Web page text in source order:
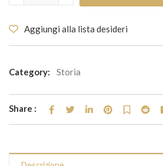
Aggiungi alla lista desideri
Category: Storia
Share :